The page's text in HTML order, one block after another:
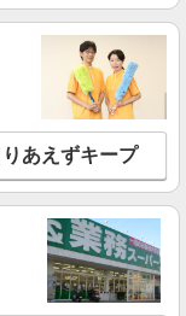
仕分け
全額支給 ※夜勤は時
〜19時 週5日勤務の
勤務
記以外にも多数派遣
細を見る
け・シール貼り・梱
りあえずキープ